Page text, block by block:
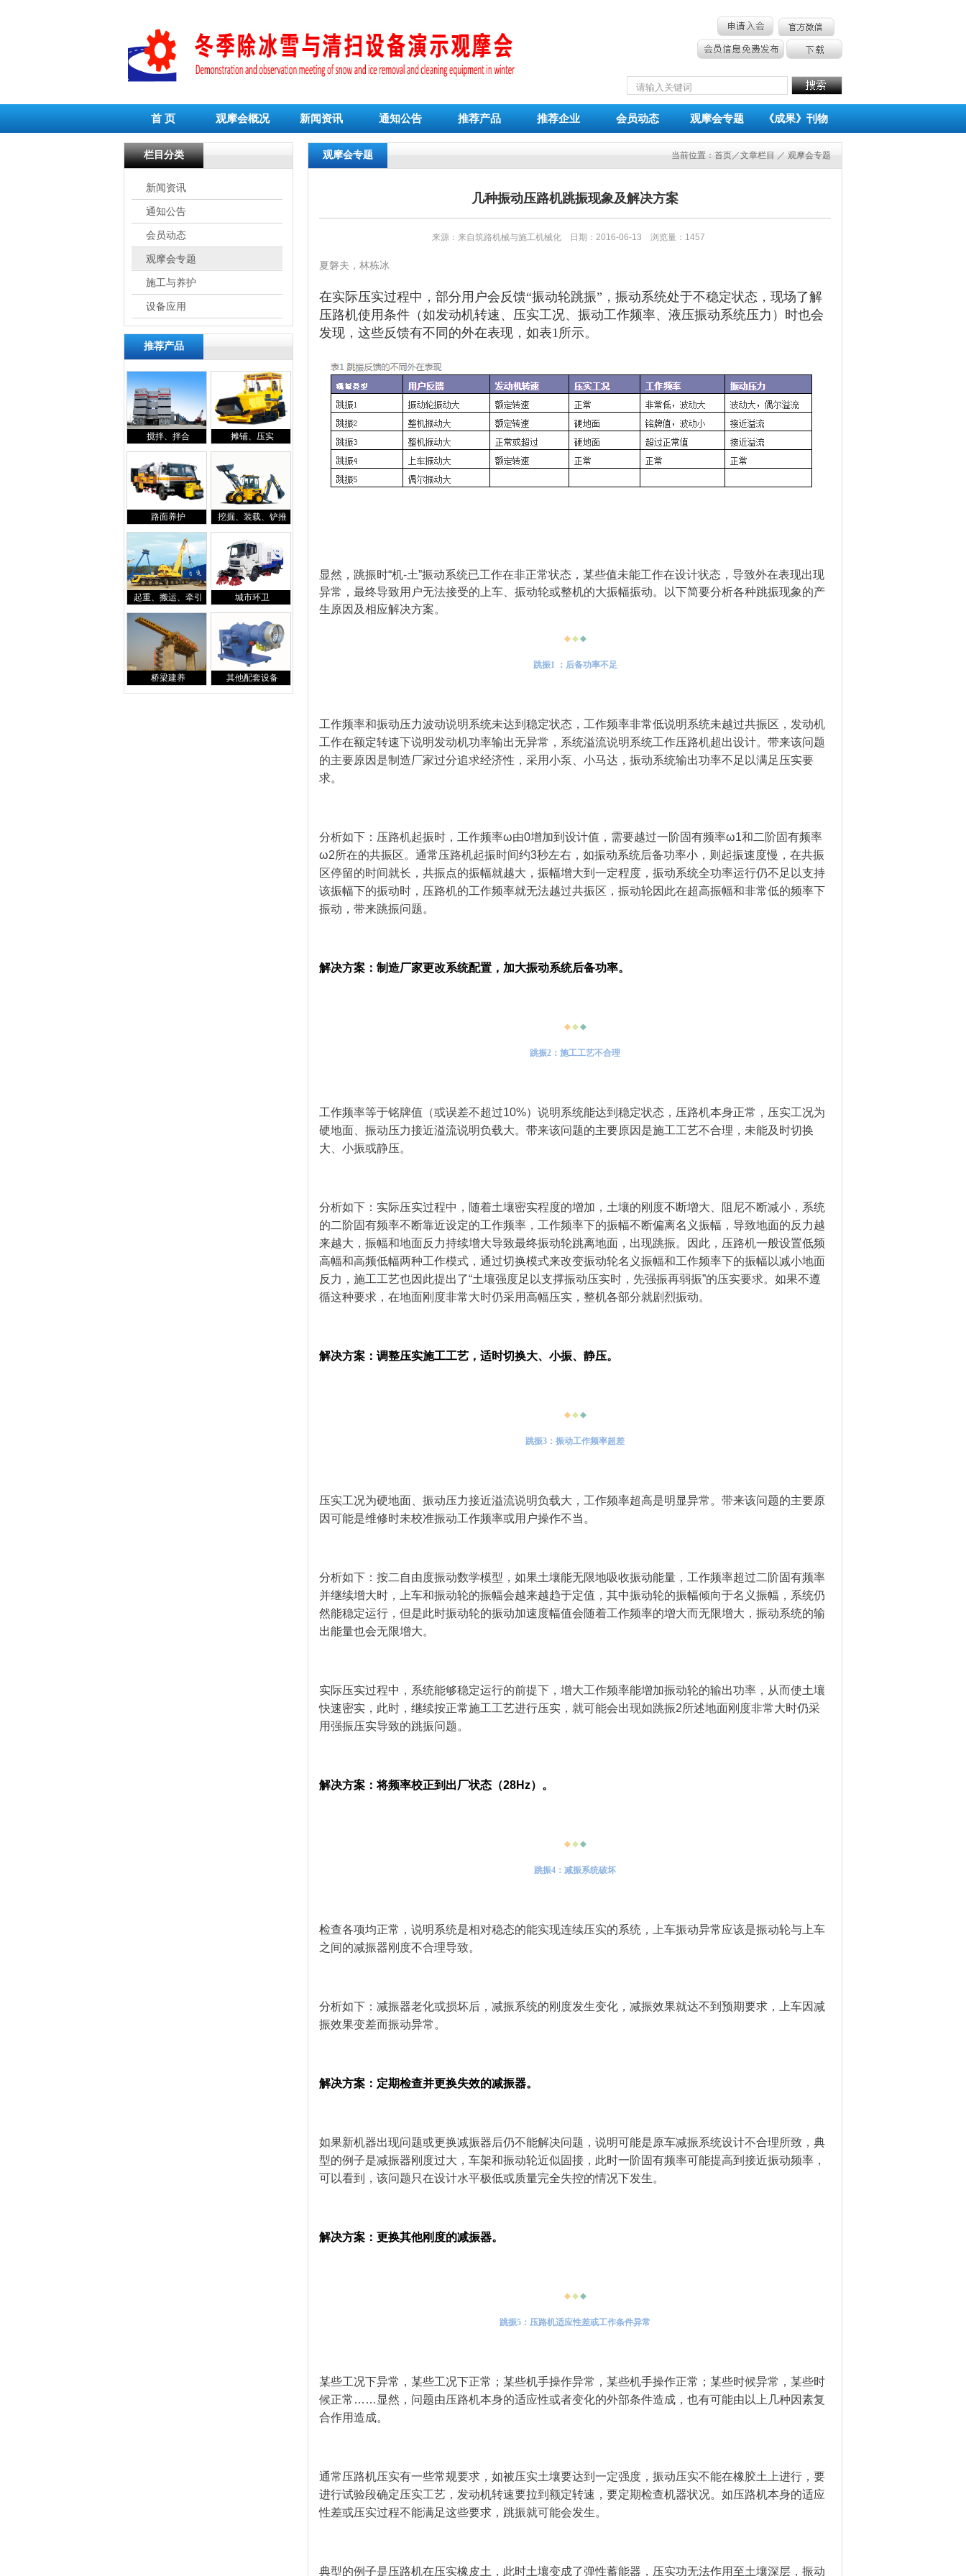
首 页 观摩会概况 新闻资讯 通知公告 推荐产品 推荐企业 会员动态 观摩会专题 《成果》刊物
栏目分类
新闻资讯
通知公告
会员动态
观摩会专题
施工与养护
设备应用
推荐产品
搅拌、拌合 摊铺、压实
路面养护 挖掘、装载、铲推
起重、搬运、牵引 城市环卫
桥梁建养 其他配套设备
观摩会专题 当前位置： 首页／文章栏目 ／ 观摩会专题
几种振动压路机跳振现象及解决方案
来源：来自筑路机械与施工机械化 日期：2016-06-13 浏览量：1457
夏磐夫，林栋冰
在实际压实过程中，部分用户会反馈“振动轮跳振”，振动系统处于不稳定状态，现场了解
压路机使用条件（如发动机转速、压实工况、振动工作频率、液压振动系统压力）时也会
发现，这些反馈有不同的外在表现，如表1所示。
显然，跳振时“机-土”振动系统已工作在非正常状态，某些值未能工作在设计状态，导致外在表现出现
异常，最终导致用户无法接受的上车、振动轮或整机的大振幅振动。以下简要分析各种跳振现象的产
生原因及相应解决方案。
◆ ◆ ◆
跳振1 ：后备功率不足
工作频率和振动压力波动说明系统未达到稳定状态，工作频率非常低说明系统未越过共振区，发动机
工作在额定转速下说明发动机功率输出无异常，系统溢流说明系统工作压路机超出设计。带来该问题
的主要原因是制造厂家过分追求经济性，采用小泵、小马达，振动系统输出功率不足以满足压实要
求。
分析如下：压路机起振时，工作频率ω由0增加到设计值，需要越过一阶固有频率ω1和二阶固有频率
ω2所在的共振区。通常压路机起振时间约3秒左右，如振动系统后备功率小，则起振速度慢，在共振
区停留的时间就长，共振点的振幅就越大，振幅增大到一定程度，振动系统全功率运行仍不足以支持
该振幅下的振动时，压路机的工作频率就无法越过共振区，振动轮因此在超高振幅和非常低的频率下
振动，带来跳振问题。
解决方案：制造厂家更改系统配置，加大振动系统后备功率。
◆ ◆ ◆
跳振2：施工工艺不合理
工作频率等于铭牌值（或误差不超过10%）说明系统能达到稳定状态，压路机本身正常，压实工况为
硬地面、振动压力接近溢流说明负载大。带来该问题的主要原因是施工工艺不合理，未能及时切换
大、小振或静压。
分析如下：实际压实过程中，随着土壤密实程度的增加，土壤的刚度不断增大、阻尼不断减小，系统
的二阶固有频率不断靠近设定的工作频率，工作频率下的振幅不断偏离名义振幅，导致地面的反力越
来越大，振幅和地面反力持续增大导致最终振动轮跳离地面，出现跳振。因此，压路机一般设置低频
高幅和高频低幅两种工作模式，通过切换模式来改变振动轮名义振幅和工作频率下的振幅以减小地面
反力，施工工艺也因此提出了“土壤强度足以支撑振动压实时，先强振再弱振”的压实要求。如果不遵
循这种要求，在地面刚度非常大时仍采用高幅压实，整机各部分就剧烈振动。
解决方案：调整压实施工工艺，适时切换大、小振、静压。
◆ ◆ ◆
跳振3：振动工作频率超差
压实工况为硬地面、振动压力接近溢流说明负载大，工作频率超高是明显异常。带来该问题的主要原
因可能是维修时未校准振动工作频率或用户操作不当。
分析如下：按二自由度振动数学模型，如果土壤能无限地吸收振动能量，工作频率超过二阶固有频率
并继续增大时，上车和振动轮的振幅会越来越趋于定值，其中振动轮的振幅倾向于名义振幅，系统仍
然能稳定运行，但是此时振动轮的振动加速度幅值会随着工作频率的增大而无限增大，振动系统的输
出能量也会无限增大。
实际压实过程中，系统能够稳定运行的前提下，增大工作频率能增加振动轮的输出功率，从而使土壤
快速密实，此时，继续按正常施工工艺进行压实，就可能会出现如跳振2所述地面刚度非常大时仍采
用强振压实导致的跳振问题。
解决方案：将频率校正到出厂状态（28Hz）。
◆ ◆ ◆
跳振4：减振系统破坏
检查各项均正常，说明系统是相对稳态的能实现连续压实的系统，上车振动异常应该是振动轮与上车
之间的减振器刚度不合理导致。
分析如下：减振器老化或损坏后，减振系统的刚度发生变化，减振效果就达不到预期要求，上车因减
振效果变差而振动异常。
解决方案：定期检查并更换失效的减振器。
如果新机器出现问题或更换减振器后仍不能解决问题，说明可能是原车减振系统设计不合理所致，典
型的例子是减振器刚度过大，车架和振动轮近似固接，此时一阶固有频率可能提高到接近振动频率，
可以看到，该问题只在设计水平极低或质量完全失控的情况下发生。
解决方案：更换其他刚度的减振器。
◆ ◆ ◆
跳振5：压路机适应性差或工作条件异常
某些工况下异常，某些工况下正常；某些机手操作异常，某些机手操作正常；某些时候异常，某些时
候正常……显然，问题由压路机本身的适应性或者变化的外部条件造成，也有可能由以上几种因素复
合作用造成。
通常压路机压实有一些常规要求，如被压实土壤要达到一定强度，振动压实不能在橡胶土上进行，要
进行试验段确定压实工艺，发动机转速要拉到额定转速，要定期检查机器状况。如压路机本身的适应
性差或压实过程不能满足这些要求，跳振就可能会发生。
典型的例子是压路机在压实橡皮土，此时土壤变成了弹性蓄能器，压实功无法作用至土壤深层，振动